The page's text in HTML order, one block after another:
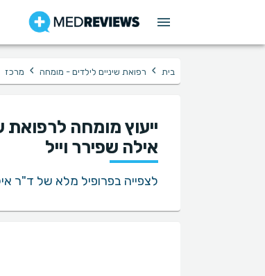
בית › רפואת שיניים לילדים - מומחה › מרכז
ייעוץ מומחה לרפואת
אילה שפירר וייל
לצפייה בפרופיל מלא של ד"ר